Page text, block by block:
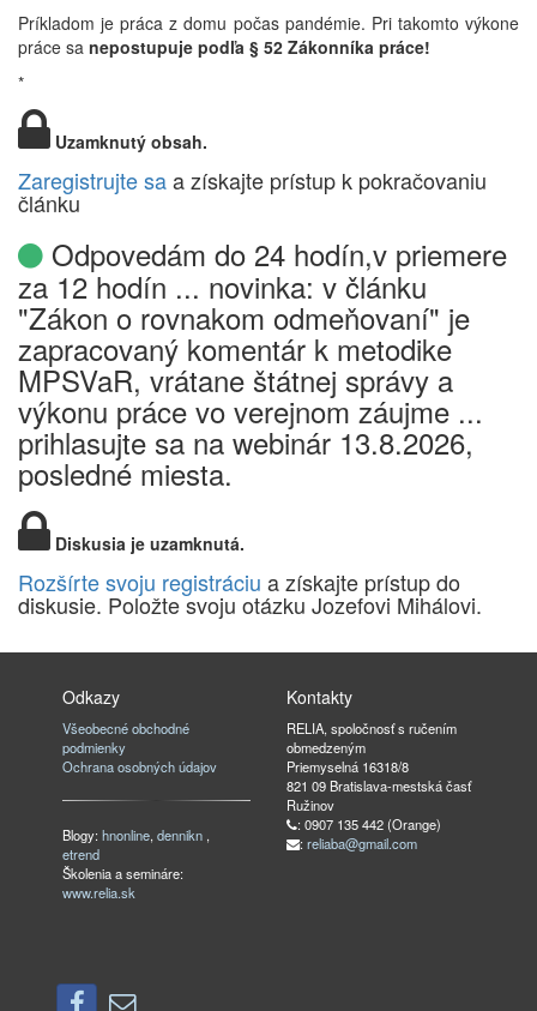
Príkladom je práca z domu počas pandémie. Pri takomto výkone
práce sa nepostupuje podľa § 52 Zákonníka práce!
*
Uzamknutý obsah.
Zaregistrujte saa získajte prístup k pokračovaniu
článku
Odpovedám do 24 hodín,v priemere
za 12 hodín ... novinka: v článku
"Zákon o rovnakom odmeňovaní" je
zapracovaný komentár k metodike
MPSVaR, vrátane štátnej správy a
výkonu práce vo verejnom záujme ...
prihlasujte sa na webinár 13.8.2026,
posledné miesta.
Diskusia je uzamknutá.
Rozšírte svoju registráciu a získajte prístup do
diskusie. Položte svoju otázku Jozefovi Mihálovi.
Odkazy
Všeobecné obchodné
podmienky
Ochrana osobných údajov
Blogy:hnonline,dennikn ,
etrend
Školenia a semináre:
www.relia.sk
Kontakty
RELIA, spoločnosť s ručením
obmedzeným
Priemyselná 16318/8
821 09 Bratislava-mestská časť
Ružinov
: 0907 135 442 (Orange)
: reliaba@gmail.com